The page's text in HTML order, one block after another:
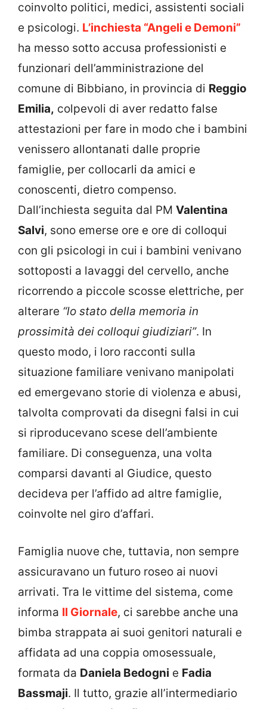
coinvolto politici, medici, assistenti sociali
e psicologi. L’inchiesta “Angeli e Demoni”
ha messo sotto accusa professionisti e
funzionari dell’amministrazione del
comune di Bibbiano, in provincia di Reggio
Emilia, colpevoli di aver redatto false
attestazioni per fare in modo che i bambini
venissero allontanati dalle proprie
famiglie, per collocarli da amici e
conoscenti, dietro compenso.
Dall’inchiesta seguita dal PM Valentina
Salvi, sono emerse ore e ore di colloqui
con gli psicologi in cui i bambini venivano
sottoposti a lavaggi del cervello, anche
ricorrendo a piccole scosse elettriche, per
alterare “lo stato della memoria in
prossimità dei colloqui giudiziari”. In
questo modo, i loro racconti sulla
situazione familiare venivano manipolati
ed emergevano storie di violenza e abusi,
talvolta comprovati da disegni falsi in cui
si riproducevano scese dell’ambiente
familiare. Di conseguenza, una volta
comparsi davanti al Giudice, questo
decideva per l’affido ad altre famiglie,
coinvolte nel giro d’affari.
Famiglia nuove che, tuttavia, non sempre
assicuravano un futuro roseo ai nuovi
arrivati. Tra le vittime del sistema, come
informa Il Giornale, ci sarebbe anche una
bimba strappata ai suoi genitori naturali e
affidata ad una coppia omosessuale,
formata da Daniela Bedogni e Fadia
Bassmaji. Il tutto, grazie all’intermediario